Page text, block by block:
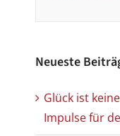
Neueste
Glück ist
Impulse für